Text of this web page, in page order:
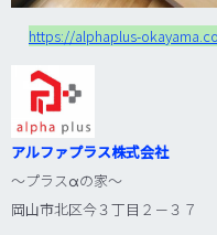
https://alphaplus-
アルファプラス株式会社
～プラスαの家～
岡山市北区今３丁目２－３７